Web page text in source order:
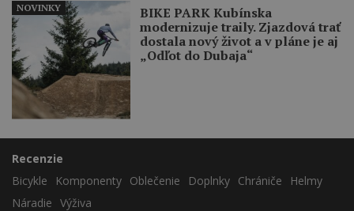
BIKE PARK Kubínska
modernizuje traily. Zjazdová trať
dostala nový život a v pláne je aj
„Odľot do Dubaja“
NOVINKY
Recenzie
Bicykle
Komponenty Oblečenie Doplnky Chrániče
Helmy
Náradie Výživa